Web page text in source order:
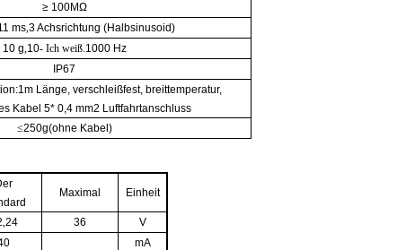
≥ 100MΩ
ms,3 Achsrichtung (Halbsinusoid)
10 g,10- Ich weiß.1000 Hz
IP67
1m Länge, verschleißfest, breittemperatur,
Kabel 5* 0,4 mm2 Luftfahrtanschluss
≤250g(ohne Kabel )
Maximal Einheit
,24 36
V
mA